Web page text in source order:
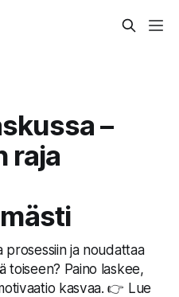
–
raja
ja noudattaa
toiseen? Paino laskee,
kasvaa. 👉 Lue